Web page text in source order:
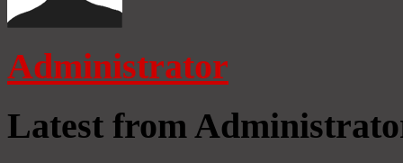
Administrator
Latest from